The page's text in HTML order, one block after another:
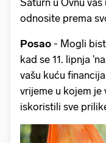
Saturn u Ovnu
odnosite prema
Posao - Mogli
kad se 11. lipnja
vašu kuću
vrijeme u kojem
iskoristili sve